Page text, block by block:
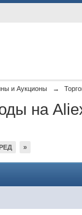
и Аукционы →
на
»